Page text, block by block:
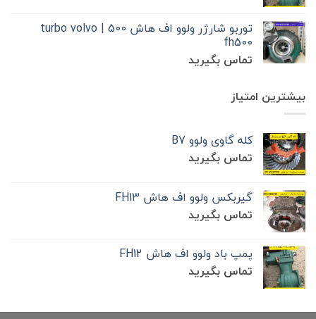
توربو شارژر ولوو اف هاش 500 | turbo volvo
fh500
تماس بگیرید
بیشترین امتیاز
کله گاوی ولوو B7
تماس بگیرید
گیربکس ولوو اف هاش FH13
تماس بگیرید
پمپ باد ولوو اف هاش FH12
تماس بگیرید